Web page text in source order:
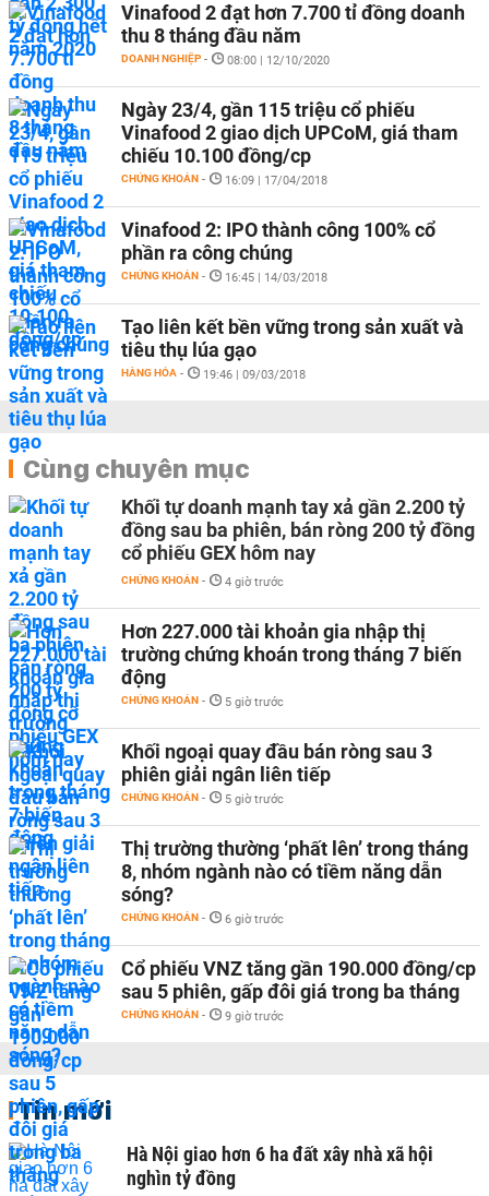
Vinafood 2 đạt hơn 7.700 tỉ đồng doanh
thu 8 tháng đầu năm
DOANH NGHIỆP - 08:00 | 12/10/2020
Ngày 23/4, gần 115 triệu cổ phiếu
Vinafood 2 giao dịch UPCoM, giá tham
chiếu 10.100 đồng/cp
CHỨNG KHOÁN - 16:09 | 17/04/2018
Vinafood 2: IPO thành công 100% cổ
phần ra công chúng
CHỨNG KHOÁN - 16:45 | 14/03/2018
Tạo liên kết bền vững trong sản xuất và
tiêu thụ lúa gạo
HÀNG HÓA - 19:46 | 09/03/2018
Cùng chuyên mục
Khối tự doanh mạnh tay xả gần 2.200 tỷ
đồng sau ba phiên, bán ròng 200 tỷ đồng
cổ phiếu GEX hôm nay
CHỨNG KHOÁN - 4 giờ trước
Hơn 227.000 tài khoản gia nhập thị
trường chứng khoán trong tháng 7 biến
động
CHỨNG KHOÁN - 5 giờ trước
Khối ngoại quay đầu bán ròng sau 3
phiên giải ngân liên tiếp
CHỨNG KHOÁN - 5 giờ trước
Thị trường thường ‘phất lên’ trong tháng
8, nhóm ngành nào có tiềm năng dẫn
sóng?
CHỨNG KHOÁN - 6 giờ trước
Cổ phiếu VNZ tăng gần 190.000 đồng/cp
sau 5 phiên, gấp đôi giá trong ba tháng
CHỨNG KHOÁN - 9 giờ trước
Tin mới
Hà Nội giao hơn 6 ha đất xây nhà xã hội
nghìn tỷ đồng